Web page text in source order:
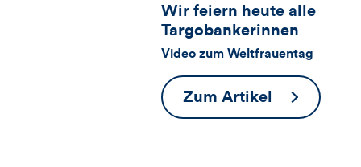
für
Views,
Likes
und
Views
Likes
Wir feiern heute alle
Targobankerinnen
Video zum Weltfrauentag
Zum Artikel
Wir
feiern